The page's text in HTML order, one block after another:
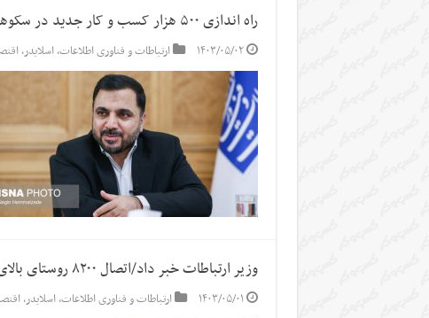
راه اندازی ۵۰۰ هزار کسب و کار جدید در سکوهای داخلی
۱۴۰۳/۰۵/۰۲ ارتباطات و فناوری اطلاعات,اسلایدر,
وزیر ارتباطات خبر داد/اتصال ۸۲۰۰ روستای بالای ۲۰ خانوار به اینترنت
۱۴۰۳/۰۵/۰۱ ارتباطات و فناوری اطلاعات,اسلایدر,